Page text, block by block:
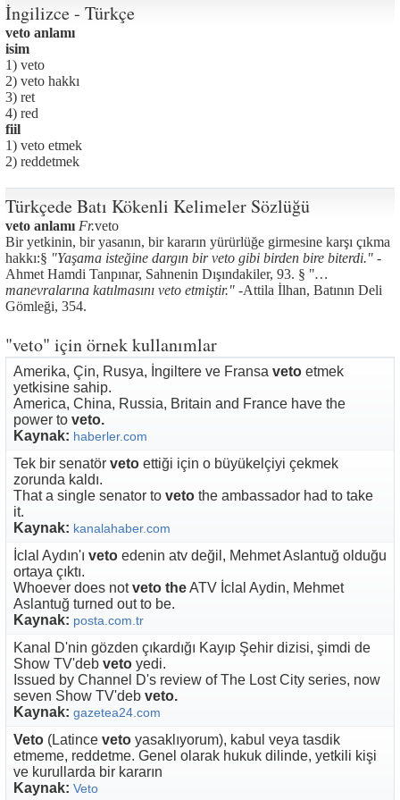
İngilizce - Türkçe
veto anlamı
isim
1) veto
2) veto hakkı
3) ret
4) red
fiil
1) veto etmek
2) reddetmek
Türkçede Batı Kökenli Kelimeler Sözlüğü
veto anlamı Fr.veto
Bir yetkinin, bir yasanın, bir kararın yürürlüğe girmesine karşı çıkma
hakkı:§ "Yaşama isteğine dargın bir veto gibi birden bire biterdi." -
Ahmet Hamdi Tanpınar, Sahnenin Dışındakiler, 93. § "…
manevralarına katılmasını veto etmiştir." -Attila İlhan, Batının Deli
Gömleği, 354.
"veto" için örnek kullanımlar
Amerika, Çin, Rusya, İngiltere ve Fransa veto etmek
yetkisine sahip.
America, China, Russia, Britain and France have the
power to veto.
Kaynak: haberler.com
Tek bir senatör veto ettiği için o büyükelçiyi çekmek
zorunda kaldı.
That a single senator to veto the ambassador had to take
it.
Kaynak: kanalahaber.com
İclal Aydın'ı veto edenin atv değil, Mehmet Aslantuğ olduğu
ortaya çıktı.
Whoever does notveto theATV İclal Aydin, Mehmet
Aslantuğ turned out to be.
Kaynak: posta.com.tr
Kanal D'nin gözden çıkardığı Kayıp Şehir dizisi, şimdi de
Show TV'deb veto yedi.
Issued by Channel D's review of The Lost City series, now
seven Show TV'deb veto.
Kaynak: gazetea24.com
Veto (Latince veto yasaklıyorum), kabul veya tasdik
etmeme, reddetme. Genel olarak hukuk dilinde, yetkili kişi
ve kurullarda bir kararın
Kaynak: Veto